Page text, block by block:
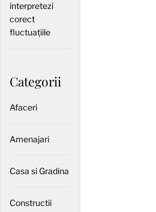
interpretezi
corect
fluctuațiile
Categorii
Afaceri
Amenajari
Casa si Gradina
Constructii